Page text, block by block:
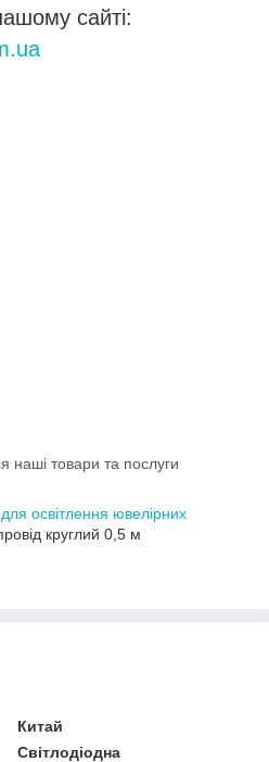
сайті:
наші товари та послуги
освітлення ювелірних
круглий 0,5 м
Китай
Світлодіодна